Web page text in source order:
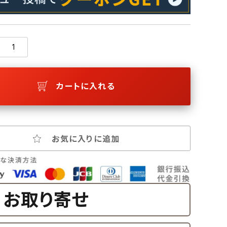
カートに入れる
お気に入りに追加
お取り寄せ